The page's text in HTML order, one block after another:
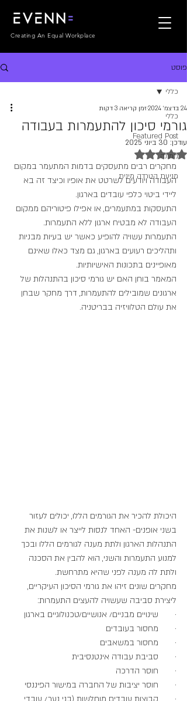
Creating An Equal Workplace
פוסט
כללי
Featured Post
ממונה
מניעת הטרדה מינית
כללי
גורמי סיכון להתעמרות בעבודה
24 בדצמ׳ 2024 זמן קריאה 3 דקות
עודכן: 30 ביוני 2025
דירוג של NaN מתוך 5 כוכבים
מחקרים רבים מתעסקים בדמות המתעמר במקום
העבודה ויודעים לשרטט את אופיו וכיצד זה בא
ליידי ביטוי כלפי עובדים בארגון.
התעסקות במתעמרים, או אפילו פיטוריהם ממקום
העבודה לא מבטיח ארגון ללא התעמרות.
התעמרות עשויה להופיע כאשר יש בעיות מבניות
ותהליכים רעועים בארגון, גם מצד כאלו שאינם
מאופיינים בתכונות האישיותיות.
המאמר בוחן האם יש גורמי סיכון בהתנהלות של
ארגונים שמובילים להתעמרות, דרך מחקר שבחן
את עולם הטלוויזיה בבריטניה.
היכולת להכיר את הגורמים הללו, יכולים לעזור
בשני אופנים- האחד לנסות לייצר או לשנות את
התנהלות הארגון ולתת מענה לגורמים הללו ובכך
למנוע התעמרות והשני, הוא להבין את הסכנה
ולתת לה מענה לפני שהיא מתרחשת.
מחקרים שונים זיהו את גורמי הסיכון העיקריים,
ליצירת סביבה שעשויה להעצים התעמרות:
·       שינויים מבניים/ אנושיים/טכנולוגיים בארגון
·       מחסור בעובדים
·       מחסור במשאבים
·       סביבת עבודה אינטנסיבית
·       חוסר הדרכה
·       חוסר יציבות של החברה במישור הפיננסי